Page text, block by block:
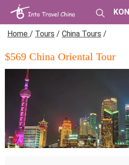
Home / Tours / China Tours /
$569 China Oriental Tour